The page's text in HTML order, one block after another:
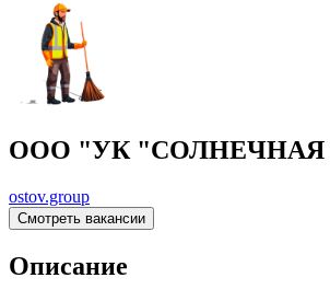
ООО "УК
ostov.group
Смотреть вакансии
Описание